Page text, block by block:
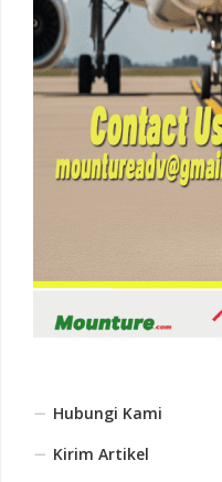
Hubungi Kami
Kirim Artikel